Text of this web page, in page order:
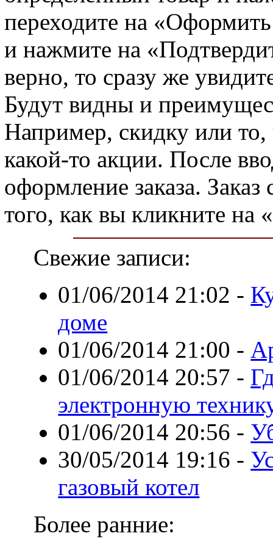
переходите на
и нажмите на
верно, то сразу же
Будут видны и
Например, скидку или
какой-то акции. После
оформление заказа.
того, как вы кликните на
Свежие записи:
01/06/2014 21:02 -
доме
01/06/2014 21:00 -
01/06/2014 20:57 -
электронную
01/06/2014 20:56 -
30/05/2014 19:16 -
газовый котел
Более ранние: